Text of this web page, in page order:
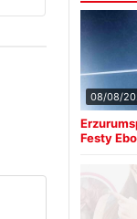
08/08/
Festy